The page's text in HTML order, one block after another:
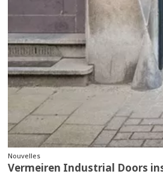
Nouvelles
Vermeiren Industrial Doors